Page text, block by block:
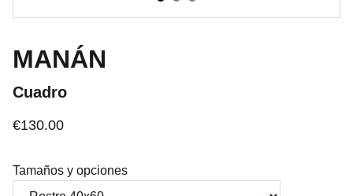
MANÁN
Cuadro
€130.00
Tamaños y opciones